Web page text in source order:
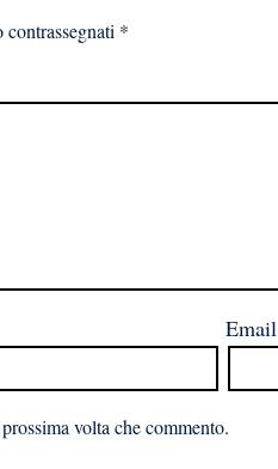
*
Email
volta che commento.